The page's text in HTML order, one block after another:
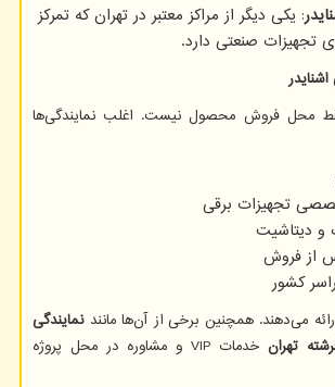
: یکی دیگر از مراکز معتبر در تهران که تمرکز
تجهیزات صنعتی دارد.
فقط محل فروش محصول نیست. اغلب نمایندگی‌ها
تجهیزات برقی
و دیتاشیت
از فروش
کشور
می‌دهند. همچنین برخی از آن‌ها مانندنمایندگی
تهران خدمات VIP و مشاوره در محل پروژه